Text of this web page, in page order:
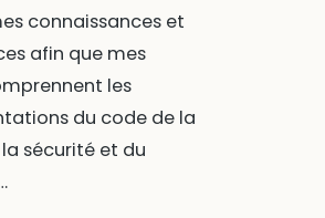
connaissances et
afin que mes
les
du code de la
sécurité et du